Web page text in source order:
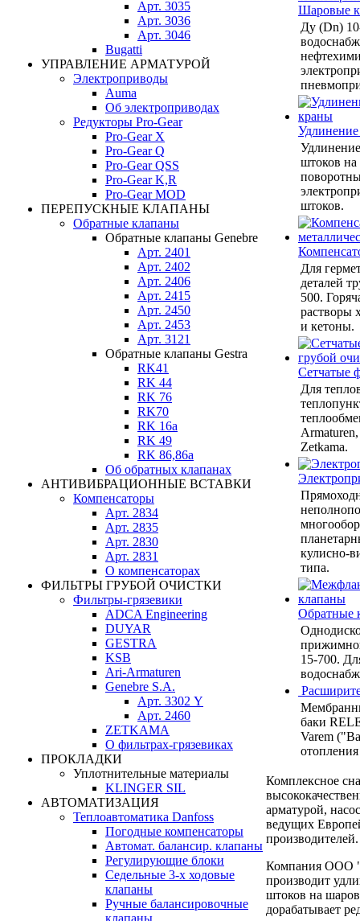
Арт. 3035
Арт. 3036
Арт. 3046
Bugatti
УПРАВЛЕНИЕ АРМАТУРОЙ
Электроприводы
Auma
Об электроприводах
Редукторы Pro-Gear
Pro-Gear X
Pro-Gear Q
Pro-Gear QSS
Pro-Gear K,R
Pro-Gear MOD
ПЕРЕПУСКНЫЕ КЛАПАНЫ
Обратные клапаны
Обратные клапаны Genebre
Арт. 2401
Арт. 2402
Арт. 2406
Арт. 2415
Арт. 2450
Арт. 2453
Арт. 3121
Обратные клапаны Gestra
RK41
RK 44
RK 76
RK70
RK 16a
RK 49
RK 86,86a
Об обратных клапанах
АНТИВИБРАЦИОННЫЕ ВСТАВКИ
Компенсаторы
Арт. 2834
Арт. 2835
Арт. 2830
Арт. 2831
О компенсаторах
ФИЛЬТРЫ ГРУБОЙ ОЧИСТКИ
Фильтры-грязевики
ADCA Engineering
DUYAR
GESTRA
KSB
Ari-Armaturen
Genebre S.A.
Арт. 3302 Y
Арт. 2460
ZETKAMA
О фильтрах-грязевиках
ПРОКЛАДКИ
Уплотнительные материалы
KLINGER SIL
АВТОМАТИЗАЦИЯ
Теплоавтоматика Danfoss
Погодные компенсаторы
Автомат. балансир. клапаны
Регулирующие блоки
Седельные 3-х ходовые
клапаны
Ручные балансировочные
клапаны
Шаровые
Ду (Dn)
штоков
штоков.
Для
деталей
500.
растворы
и кетоны.
Сетчатые
Для
Zetkama.
кулисно-
типа.
Обратные
15-700.
баки
Varem
Комплексное
арматурой,
ведущих
производителей.
Компания ООО
производит
штоков на
дорабатывает